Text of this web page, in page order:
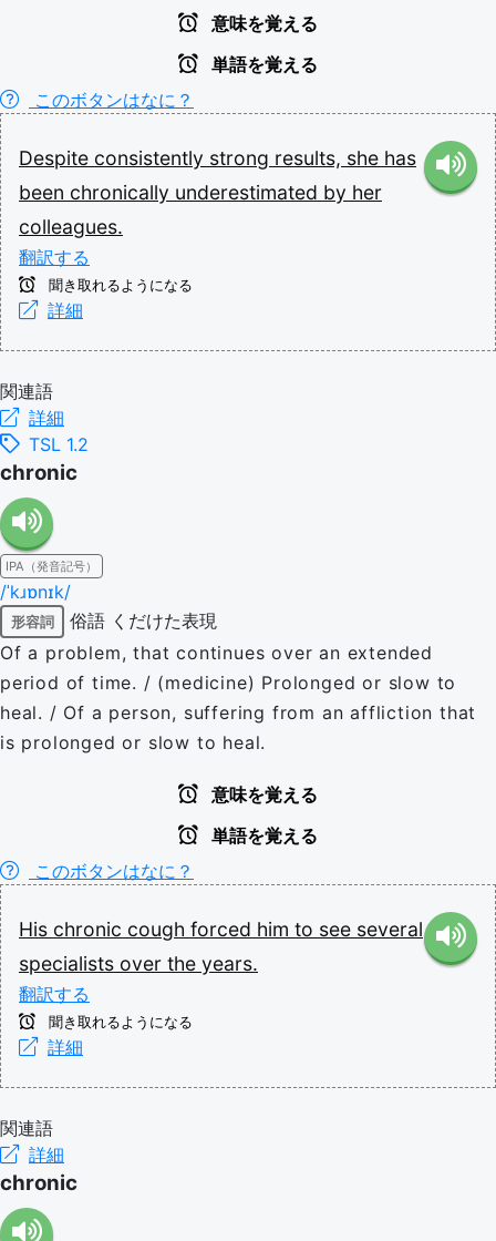
意味を覚える
単語を覚える
このボタンはなに？
Despite consistently strong results, she has
been chronically underestimated by her
colleagues.
翻訳する
聞き取れるようになる
詳細
関連語
詳細
TSL 1.2
chronic
IPA（発音記号）
/ˈkɹɒnɪk/
形容詞 俗語 くだけた表現
Of a problem, that continues over an extended
period of time. / (medicine) Prolonged or slow to
heal. / Of a person, suffering from an affliction that
is prolonged or slow to heal.
意味を覚える
単語を覚える
このボタンはなに？
His chronic cough forced him to see several
specialists over the years.
翻訳する
聞き取れるようになる
詳細
関連語
詳細
chronic